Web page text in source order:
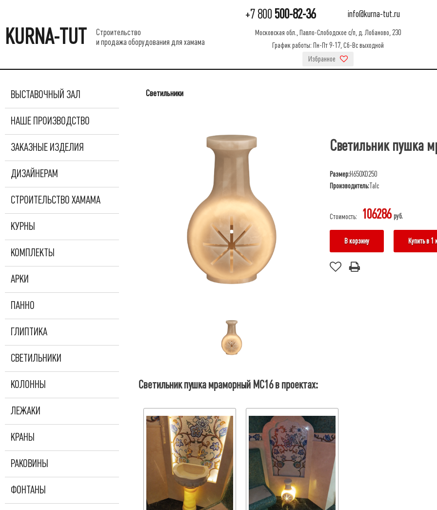
KURNA-TUT
Строительство
и продажа оборудования для хамама
+7 800 500-82-36 info@kurna-tut.ru
Московская обл., Павло-Слободское с/п, д. Лобаново, 230
График работы: Пн-Пт 9-17, Сб-Вс выходной
Избранное
ВЫСТАВОЧНЫЙ ЗАЛ
НАШЕ ПРОИЗВОДСТВО
ЗАКАЗНЫЕ ИЗДЕЛИЯ
ДИЗАЙНЕРАМ
СТРОИТЕЛЬСТВО ХАМАМА
КУРНЫ
КОМПЛЕКТЫ
АРКИ
ПАННО
ГЛИПТИКА
СВЕТИЛЬНИКИ
КОЛОННЫ
ЛЕЖАКИ
КРАНЫ
РАКОВИНЫ
ФОНТАНЫ
Светильники
Светильник пушка
Размер:H650XD250
Производитель:Talc
Стоимость: 106286 руб.
В корзину Купить в 1
Светильник пушка мраморный МС16 в проектах: